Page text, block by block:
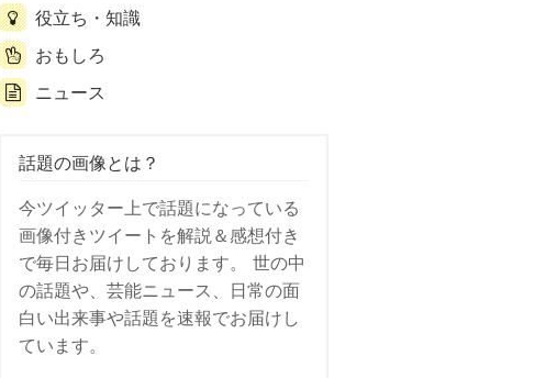
役立ち・知識
おもしろ
ニュース
話題の画像とは？
今ツイッター上で話題になっている
画像付きツイートを解説＆感想付き
で毎日お届けしております。 世の中
の話題や、芸能ニュース、日常の面
白い出来事や話題を速報でお届けし
ています。